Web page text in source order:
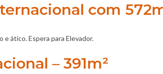
com
e ático. Espera para Elevador.
– 391m²